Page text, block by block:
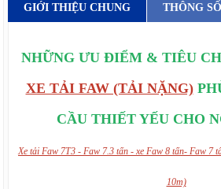
GIỚI THIỆU CHUNG THÔNG
NHỮNG ƯU ĐIỂM & TIÊU
XE TẢI FAW (TẢI NẶNG)
CẦU THIẾT YẾU CHO
Xe tải Faw 7T3 - Faw 7.3 tấn - xe Faw 8 tấn- Faw 7
10m)